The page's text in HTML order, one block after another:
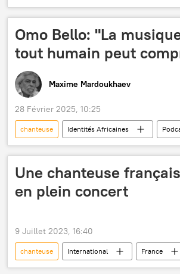
Omo Bello: "La
tout humain peut
Maxime Mardoukhaev
28 Février 2025, 10:25
chanteuse Identités Africaines
chanson
chant Nigeria
Une chanteuse
en plein concert
9 Juillet 2023, 16:40
chanteuse International France
violences